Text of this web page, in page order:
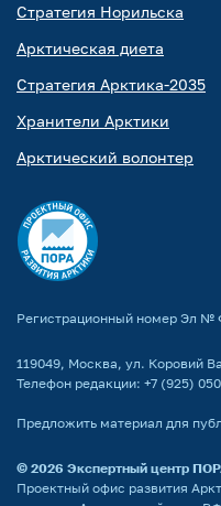
Стратегия Норильска
Арктическая диета
Стратегия Арктика-2035
Хранители Арктики
Арктический волонтер
Регистрационный номер Эл №
119049, Москва, ул. Коровий
Телефон редакции: +7 (925)
Предложить материал для
© 2026 Экспертный центр
Проектный офис развития